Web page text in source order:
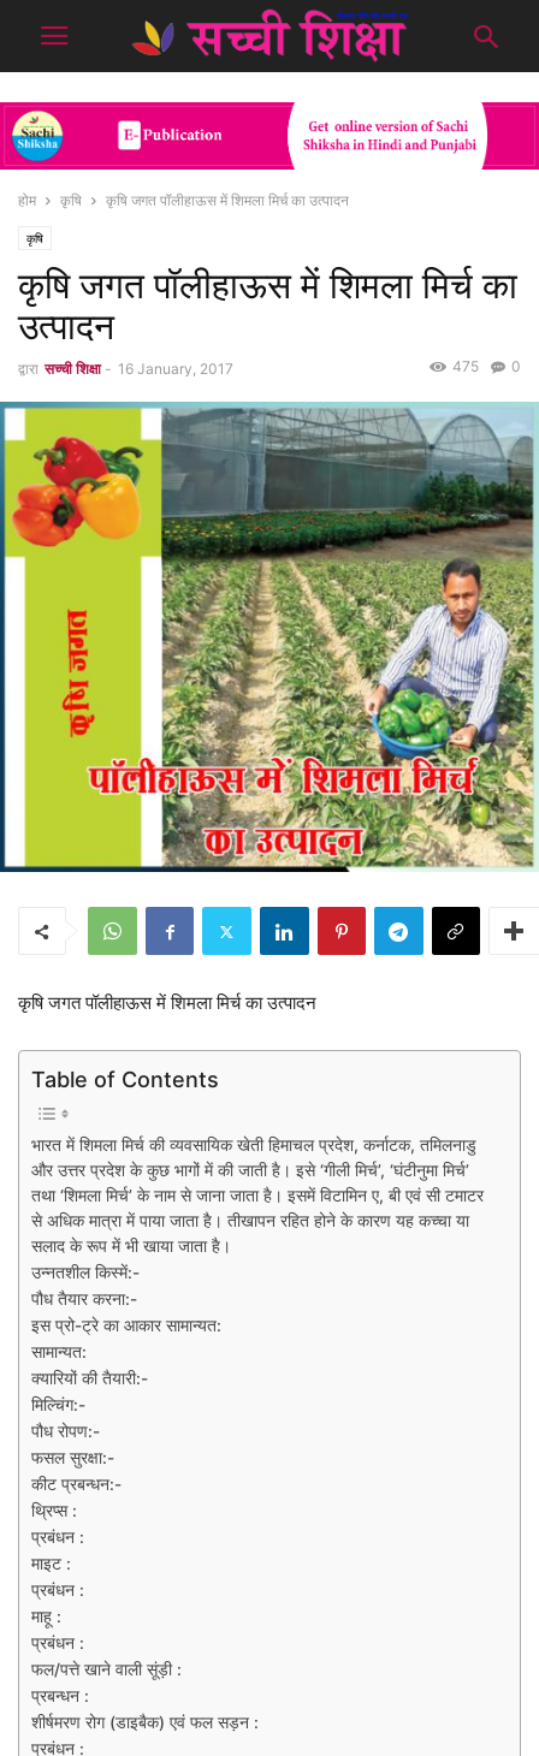
होम कृषि कृषि जगत पॉलीहाऊस में शिमला मिर्च का उत्पादन
कृषि
कृषि जगत पॉलीहाऊस में शिमला मिर्च का
उत्पादन
द्वारा सच्ची शिक्षा - 16 January, 2017 0
475
कृषि जगत पॉलीहाऊस में शिमला मिर्च का उत्पादन
Table of Contents
भारत में शिमला मिर्च की व्यवसायिक खेती हिमाचल प्रदेश, कर्नाटक, तमिलनाडु
और उत्तर प्रदेश के कुछ भागों में की जाती है। इसे ‘गीली मिर्च’, ‘घंटीनुमा मिर्च’
तथा ‘शिमला मिर्च’ के नाम से जाना जाता है। इसमें विटामिन ए, बी एवं सी टमाटर
से अधिक मात्रा में पाया जाता है। तीखापन रहित होने के कारण यह कच्चा या
सलाद के रूप में भी खाया जाता है।
उन्नतशील किस्में:-
पौध तैयार करना:-
इस प्रो-ट्रे का आकार सामान्यत:
सामान्यत:
क्यारियों की तैयारी:-
मिल्चिंग:-
पौध रोपण:-
फसल सुरक्षा:-
कीट प्रबन्धन:-
थ्रिप्स :
प्रबंधन :
माइट :
प्रबंधन :
माहू :
प्रबंधन :
फल/पत्ते खाने वाली सूंड़ी :
प्रबन्धन :
शीर्षमरण रोग (डाइबैक) एवं फल सड़न :
प्रबंधन :